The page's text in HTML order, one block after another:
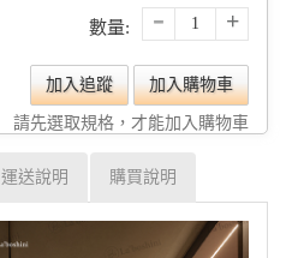
數量: - +
加入追蹤 加入購物車
請先選取規格，才能加入購物車
運送說明 購買說明